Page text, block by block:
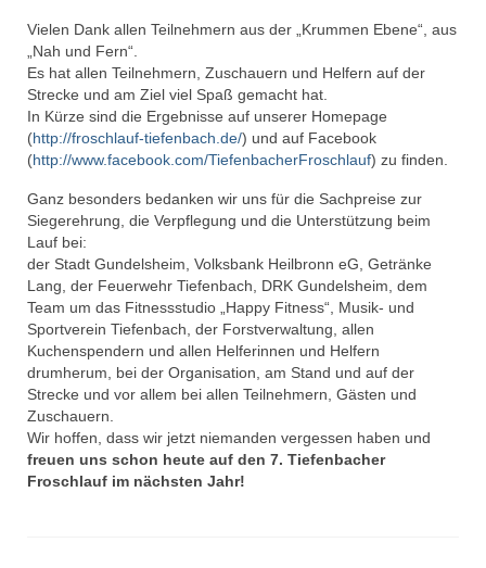
Vielen Dank allen Teilnehmern aus der „Krummen Ebene“, aus
„Nah und Fern“.
Es hat allen Teilnehmern, Zuschauern und Helfern auf der
Strecke und am Ziel viel Spaß gemacht hat.
In Kürze sind die Ergebnisse auf unserer Homepage
(http://froschlauf-tiefenbach.de/) und auf Facebook
(http://www.facebook.com/TiefenbacherFroschlauf) zu finden.
Ganz besonders bedanken wir uns für die Sachpreise zur
Siegerehrung, die Verpflegung und die Unterstützung beim
Lauf bei:
der Stadt Gundelsheim, Volksbank Heilbronn eG, Getränke
Lang, der Feuerwehr Tiefenbach, DRK Gundelsheim, dem
Team um das Fitnessstudio „Happy Fitness“, Musik- und
Sportverein Tiefenbach, der Forstverwaltung, allen
Kuchenspendern und allen Helferinnen und Helfern
drumherum, bei der Organisation, am Stand und auf der
Strecke und vor allem bei allen Teilnehmern, Gästen und
Zuschauern.
Wir hoffen, dass wir jetzt niemanden vergessen haben und
freuen uns schon heute auf den 7. Tiefenbacher
Froschlauf im nächsten Jahr!